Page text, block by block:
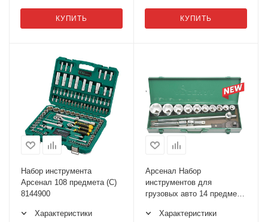
КУПИТЬ КУПИТЬ
Набор инструмента
Арсенал 108 предмета (С)
8144900
Характеристики
Арсенал Набор
инструментов для
грузовых авто 14 предмет
Характеристики